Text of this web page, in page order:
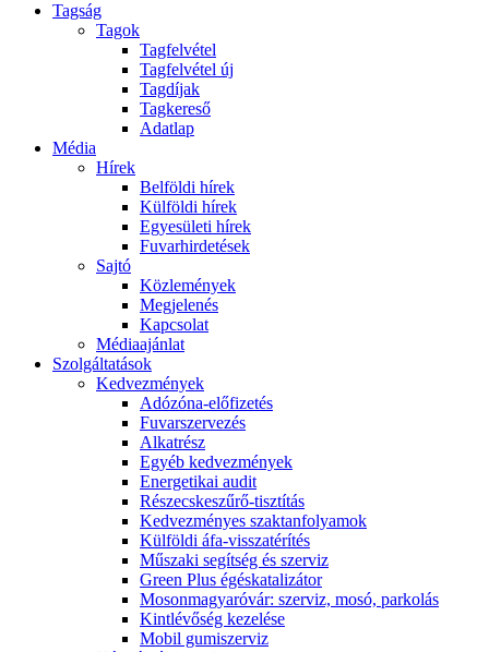
Tagság
Tagok
Tagfelvétel
Tagfelvétel új
Tagdíjak
Tagkereső
Adatlap
Média
Hírek
Belföldi hírek
Külföldi hírek
Egyesületi hírek
Fuvarhirdetések
Sajtó
Közlemények
Megjelenés
Kapcsolat
Médiaajánlat
Szolgáltatások
Kedvezmények
Adózóna-előfizetés
Fuvarszervezés
Alkatrész
Egyéb kedvezmények
Energetikai audit
Részecskeszűrő-tisztítás
Kedvezményes szaktanfolyamok
Külföldi áfa-visszatérítés
Műszaki segítség és szerviz
Green Plus égéskatalizátor
Mosonmagyaróvár: szerviz, mosó, parkolás
Kintlévőség kezelése
Mobil gumiszerviz